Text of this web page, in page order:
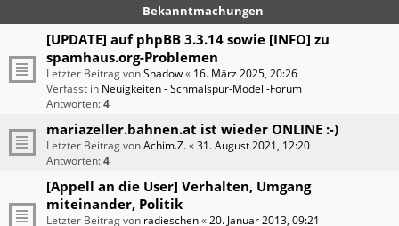
Bekanntmachungen
[UPDATE] auf phpBB 3.3.14 sowie [INFO] zu
spamhaus.org-Problemen
Letzter Beitrag vonShadow« 16. März 2025, 20:26
Verfasst in Neuigkeiten - Schmalspur-Modell-Forum
Antworten:4
mariazeller.bahnen.at ist wieder ONLINE :-)
Letzter Beitrag vonAchim.Z.«31. August 2021, 12:20
Antworten:4
[Appell an die User] Verhalten, Umgang
miteinander, Politik
Letzter Beitrag von radieschen«20. Januar 2013, 09:21